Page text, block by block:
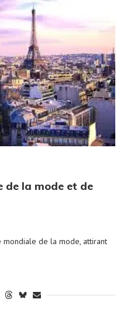
de la mode et de
mondiale de la mode, attirant